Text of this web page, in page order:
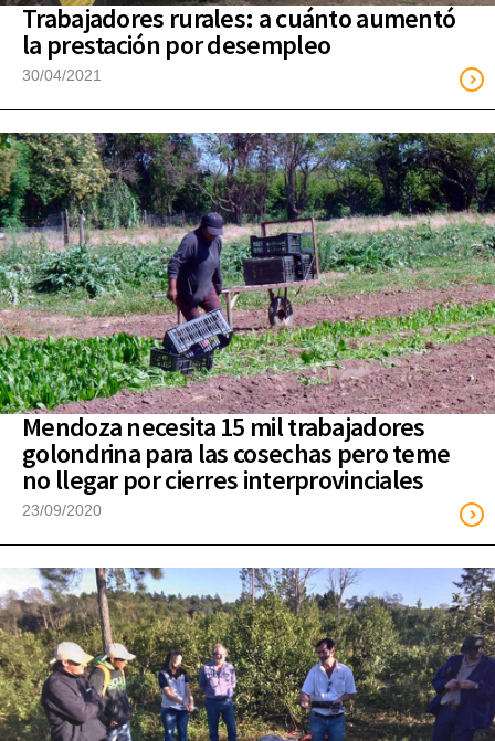
Trabajadores rurales: a cuánto aumentó
la prestación por desempleo
30/04/2021
Mendoza necesita 15 mil trabajadores
golondrina para las cosechas pero teme
no llegar por cierres interprovinciales
23/09/2020